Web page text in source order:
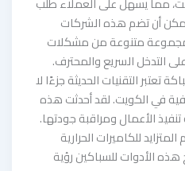
أن تضم هذه الشركات
مجموعة متنوعة من مشكلات
التدخل السريع والمحترف.
تعتبر التقنيات الحديثة جزءًا لا
في الكويت. لقد أحدثت هذه
الأعمال ومراقبة جودتها.
للكاميرات الحرارية
الأدوات للسباكين رؤية